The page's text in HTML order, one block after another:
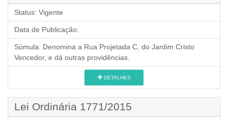
Status: Vigente
Data de Publicação:
Súmula: Denomina a Rua Projetada C, do Jardim Cristo
Vencedor, e dá outras providências.
DETALHES
Lei Ordinária 1771/2015